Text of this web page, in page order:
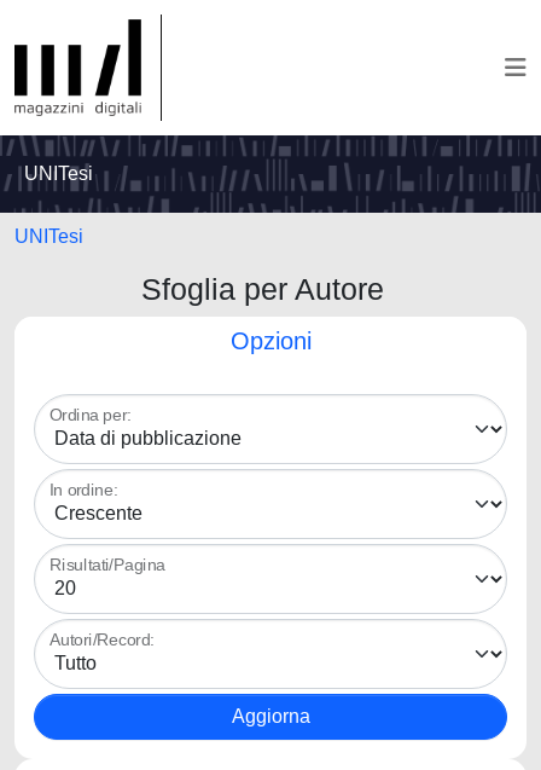
UNITesi
UNITesi
Sfoglia per Autore
Opzioni
Ordina per:
In ordine:
Risultati/Pagina
Autori/Record: